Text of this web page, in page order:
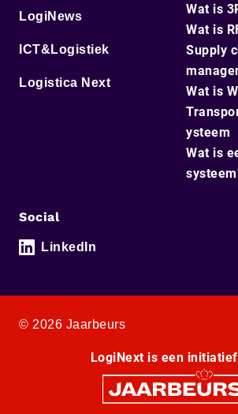
LogiNews
ICT&Logistiek
Logistica Next
Wat is
Wat is
Supply
Wat is
ysteem
Wat is
Social
LinkedIn
© 2026 Jaarbeurs
LogiNext is een